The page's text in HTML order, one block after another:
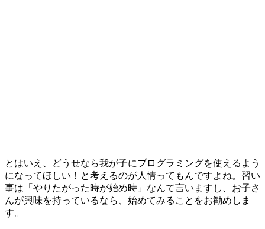
とはいえ、どうせなら我が子にプログラミングを使えるよう
になってほしい！と考えるのが人情ってもんですよね。習い
事は「やりたがった時が始め時」なんて言いますし、お子さ
んが興味を持っているなら、始めてみることをお勧めしま
す。